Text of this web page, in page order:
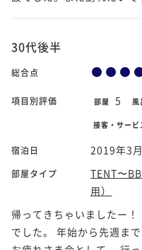
30代後半
総合点
項目別評価 部屋 5 風
接客・サービ
宿泊日 2019年3
部屋タイプ
TENT〜
用）
帰ってきちゃいましたー
でした。 年始から先週ま